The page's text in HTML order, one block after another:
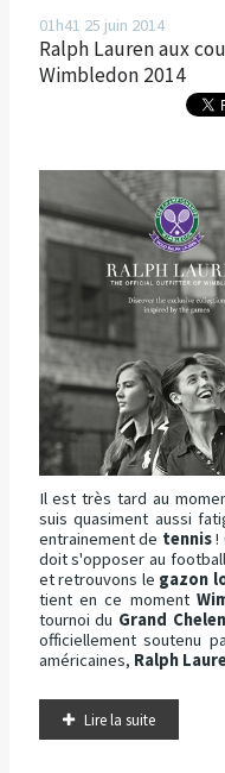
01h41 25 juin 2014
Ralph Lauren aux
Wimbledon 2014
Il est très tard au
suis quasiment aussi
entrainement de tennis!
doit s'opposer au
et retrouvons le gazon
tient en ce moment
tournoi du Grand
officiellement soutenu
américaines, Ralph
Lire la suite